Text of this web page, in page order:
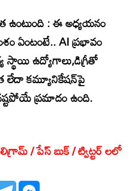
ఉంటుంది :ఈ అధ్యయనం
ఏంటంటే.. AI ప్రభావం
స్థాయి ఉద్యోగాలు,డిగ్రీతో
లేదా కమ్యూనికేషన్‌పై
ప్రమాదం ఉంది.
/ పేస్ బుక్ / ట్విట్టర్ లలో